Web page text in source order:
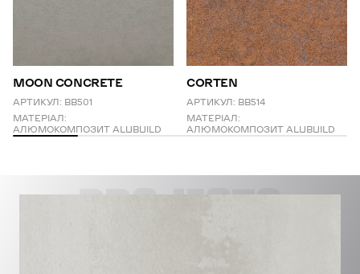
MOON CONCRETE
АРТИКУЛ: BB501
МАТЕРІАЛ:
АЛЮМОКОМПОЗИТ ALUBUILD
CORTEN
АРТИКУЛ: BB514
МАТЕРІАЛ:
АЛЮМОКОМПОЗИТ ALUBUILD
PROJECTS